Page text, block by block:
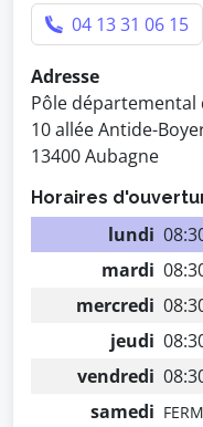
04 13 31 06 15
Adresse
Pôle départemental
10 allée Antide-
13400 Aubagne
Horaires
lundi
mardi
mercredi
jeudi
vendredi
samedi